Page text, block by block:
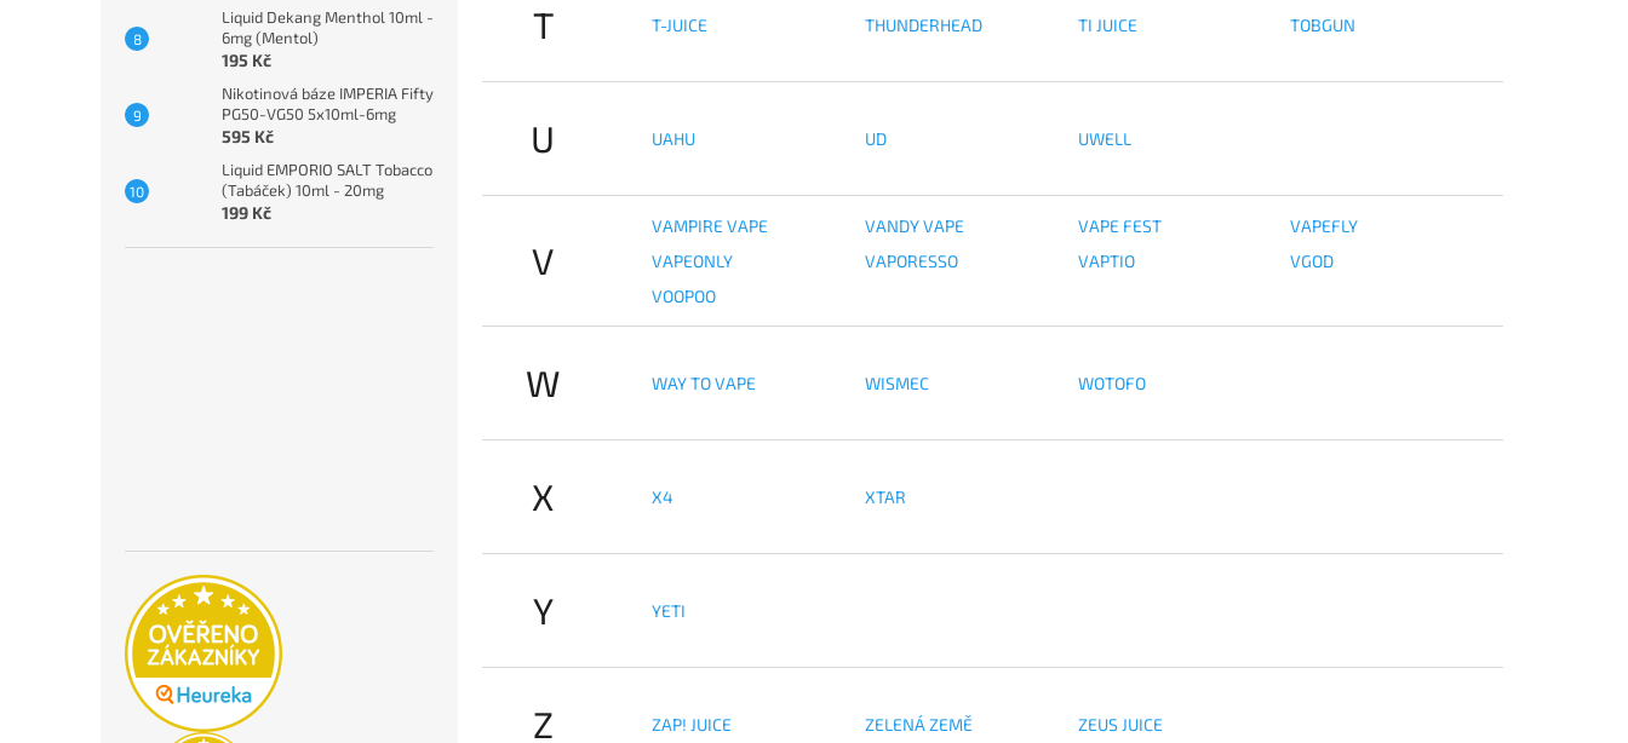
Liquid Dekang Menthol 10ml -
6mg (Mentol)
195 Kč
Nikotinová báze IMPERIA Fifty
PG50-VG50 5x10ml-6mg
595 Kč
Liquid EMPORIO SALT Tobacco
(Tabáček) 10ml - 20mg
199 Kč
T T-JUICE THUNDERHEAD TI JUICE TOBGUN
U UAHU UD UWELL
V
VAMPIRE VAPE VANDY VAPE VAPE FEST
VAPEFLY
VAPEONLY
VAPORESSO VAPTIO
VGOD
VOOPOO
W WAY TO VAPE WISMEC WOTOFO
X X4 XTAR
Y YETI
Z ZAP! JUICE ZELENÁ ZEMĚ ZEUS JUICE